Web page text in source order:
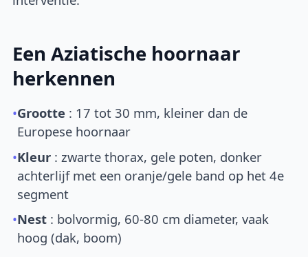
Een Aziatische hoornaar
herkennen
•Grootte : 17 tot 30 mm, kleiner dan de
Europese hoornaar
•Kleur : zwarte thorax, gele poten, donker
achterlijf met een oranje/gele band op het 4e
segment
•Nest : bolvormig, 60-80 cm diameter, vaak
hoog (dak, boom)